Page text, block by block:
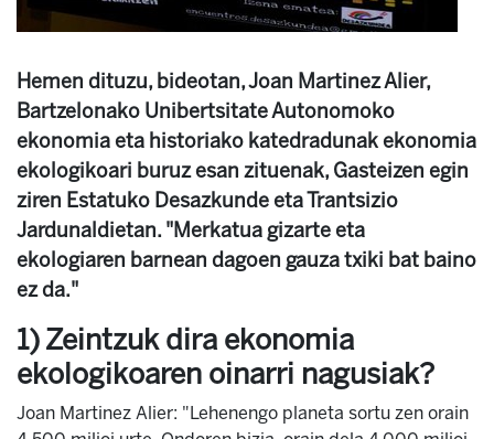
Hemen dituzu, bideotan, Joan Martinez Alier,
Bartzelonako Unibertsitate Autonomoko
ekonomia eta historiako katedradunak ekonomia
ekologikoari buruz esan zituenak, Gasteizen egin
ziren Estatuko Desazkunde eta Trantsizio
Jardunaldietan. "Merkatua gizarte eta
ekologiaren barnean dagoen gauza txiki bat baino
ez da."
1) Zeintzuk dira ekonomia
ekologikoaren oinarri nagusiak?
Joan Martinez Alier: "Lehenengo planeta sortu zen orain